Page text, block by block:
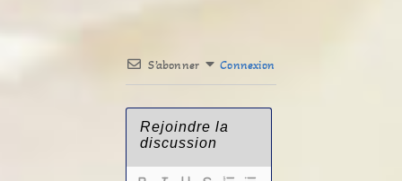
S’abonner Connexion